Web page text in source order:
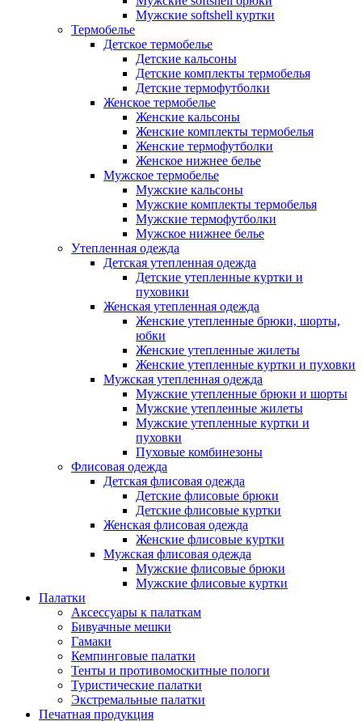
Мужские softshell куртки
Термобелье
Детское термобелье
Детские кальсоны
Детские комплекты термобелья
Детские термофутболки
Женское термобелье
Женские кальсоны
Женские комплекты термобелья
Женские термофутболки
Женское нижнее белье
Мужское термобелье
Мужские кальсоны
Мужские комплекты термобелья
Мужские термофутболки
Мужское нижнее белье
Утепленная одежда
Детская утепленная одежда
Детские утепленные куртки и
пуховики
Женская утепленная одежда
Женские утепленные брюки, шорты,
юбки
Женские утепленные жилеты
Женские утепленные куртки и пуховки
Мужская утепленная одежда
Мужские утепленные брюки и шорты
Мужские утепленные жилеты
Мужские утепленные куртки и
пуховки
Пуховые комбинезоны
Флисовая одежда
Детская флисовая одежда
Детские флисовые брюки
Детские флисовые куртки
Женская флисовая одежда
Женские флисовые куртки
Мужская флисовая одежда
Мужские флисовые брюки
Мужские флисовые куртки
Палатки
Аксессуары к палаткам
Бивуачные мешки
Гамаки
Кемпинговые палатки
Тенты и противомоскитные пологи
Туристические палатки
Экстремальные палатки
Печатная продукция